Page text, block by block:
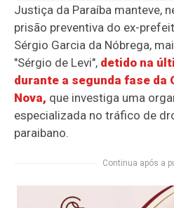
Justiça da Paraíba manteve,
prisão preventiva do ex-
Sérgio Garcia da Nóbrega,
"Sérgio de Levi", detido na
durante a segunda fase da
Nova, que investiga uma
especializada no tráfico de
paraibano.
Continua após a